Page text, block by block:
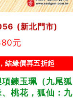
(新北門市)
元
結緣價再五折起
鍊玉珮（九尾狐
桃花，狐仙：九